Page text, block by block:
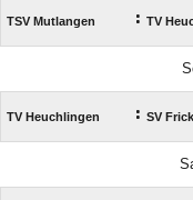
TSV Mutlangen : TV
TV Heuchlingen : SV